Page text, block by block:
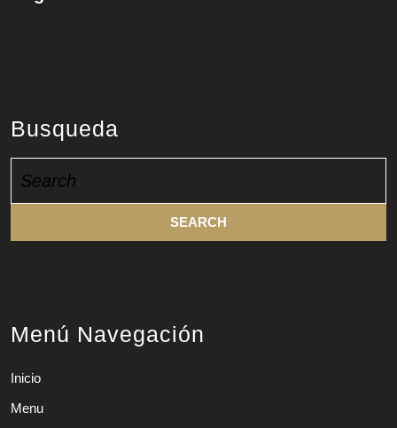
Busqueda
for:
Menú Navegación
Inicio
Menu